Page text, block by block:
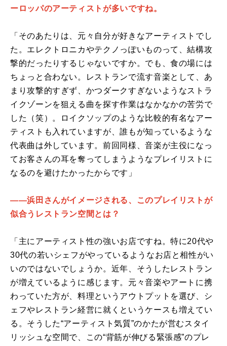
ーロッパのアーティストが多いですね。
「そのあたりは、元々自分が好きなアーティストでし
た。エレクトロニカやテクノっぽいものって、結構攻
撃的だったりするじゃないですか。でも、食の場には
ちょっと合わない。レストランで流す音楽として、あ
まり攻撃的すぎず、かつダークすぎないようなストラ
イクゾーンを狙える曲を探す作業はなかなかの苦労で
した（笑）。ロイクソップのような比較的有名なアー
ティストも入れていますが、誰もが知っているような
代表曲は外しています。前回同様、音楽が主役になっ
てお客さんの耳を奪ってしまうようなプレイリストに
なるのを避けたかったからです」
――浜田さんがイメージされる、このプレイリストが
似合うレストラン空間とは？
「主にアーティスト性の強いお店ですね。特に20代や
30代の若いシェフがやっているようなお店と相性がい
いのではないでしょうか。近年、そうしたレストラン
が増えているように感じます。元々音楽やアートに携
わっていた方が、料理というアウトプットを選び、シ
ェフやレストラン経営に就くというケースも増えてい
る。そうした“アーティスト気質”のかたが営むスタイ
リッシュな空間で、この“背筋が伸びる緊張感”のプレ